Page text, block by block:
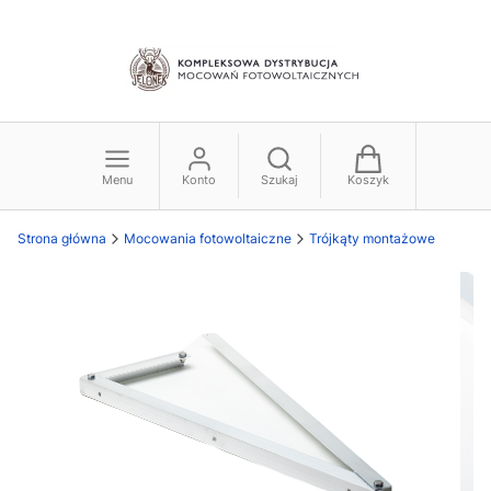
Menu Konto Szukaj Koszyk
Strona główna Mocowania fotowoltaiczne Trójkąty montażowe